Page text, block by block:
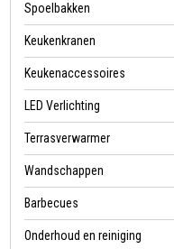
Spoelbakken
Keukenkranen
Keukenaccessoires
LED Verlichting
Terrasverwarmer
Wandschappen
Barbecues
Onderhoud en reiniging